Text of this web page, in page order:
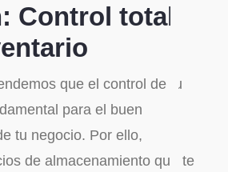
Control total
que el control de tu
para el buen
tu negocio. Por ello,
de almacenamiento que te